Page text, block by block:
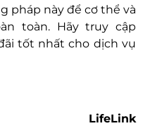
pháp này để cơ thể và
toàn. Hãy truy cập
tốt nhất cho dịch vụ
LifeLink